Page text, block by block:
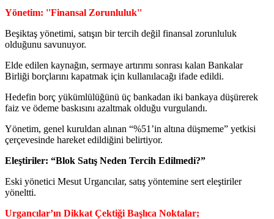
Yönetim: ''Finansal Zorunluluk''
Beşiktaş yönetimi, satışın bir tercih değil finansal zorunluluk
olduğunu savunuyor.
Elde edilen kaynağın, sermaye artırımı sonrası kalan Bankalar
Birliği borçlarını kapatmak için kullanılacağı ifade edildi.
Hedefin borç yükümlülüğünü üç bankadan iki bankaya düşürerek
faiz ve ödeme baskısını azaltmak olduğu vurgulandı.
Yönetim, genel kuruldan alınan “%51’in altına düşmeme” yetkisi
çerçevesinde hareket edildiğini belirtiyor.
Eleştiriler: “Blok Satış Neden Tercih Edilmedi?”
Eski yönetici Mesut Urgancılar, satış yöntemine sert eleştiriler
yöneltti.
Urgancılar’ın Dikkat Çektiği Başlıca Noktalar;